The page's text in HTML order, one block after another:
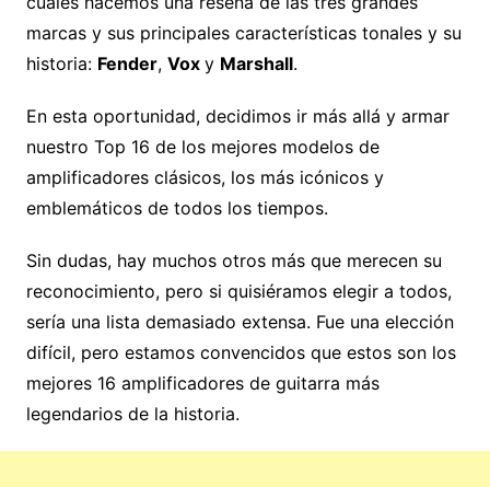
marcas y sus principales características tonales y su
historia: Fender, Vox y Marshall.
En esta oportunidad, decidimos ir más allá y armar
nuestro Top 16 de los mejores modelos de
amplificadores clásicos, los más icónicos y
emblemáticos de todos los tiempos.
Sin dudas, hay muchos otros más que merecen su
reconocimiento, pero si quisiéramos elegir a todos,
sería una lista demasiado extensa. Fue una elección
difícil, pero estamos convencidos que estos son los
mejores 16 amplificadores de guitarra más
legendarios de la historia.